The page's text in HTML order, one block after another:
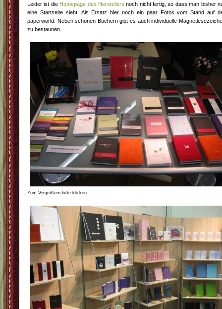
Leider ist die Homepage des Herstellers noch nicht fertig, so dass man bisher
eine Startseite sieht. Als Ersatz hier noch ein paar Fotos vom Stand auf
paperworld. Neben schönen Büchern gibt es auch individuelle
zu bestaunen.
Zum Vergrößern bitte klicken